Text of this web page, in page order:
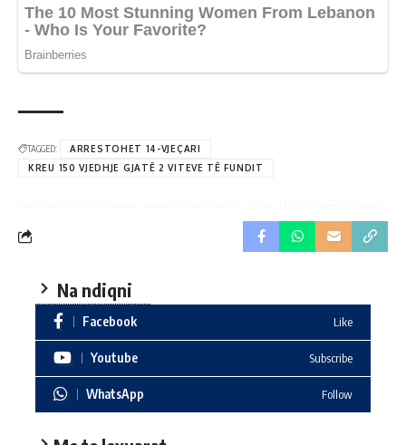
TAGGED:
ARRESTOHET 14-VJEÇARI
KREU 150 VJEDHJE GJATË 2 VITEVE TË FUNDIT
Na ndiqni
Facebook Like
Youtube Subscribe
WhatsApp Follow